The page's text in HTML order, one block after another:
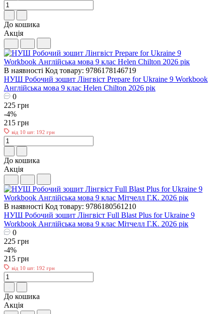
До кошика
Акція
В наявності Код товару: 9786178146719
НУШ Робочий зошит Лінгвіст Prepare for Ukraine 9 Workbook
Англійська мова 9 клас Helen Chilton 2026 рік
0
225 грн
-4%
215 грн
від 10 шт: 192 грн
До кошика
Акція
В наявності Код товару: 9786180561210
НУШ Робочий зошит Лінгвіст Full Blast Plus for Ukraine 9
Workbook Англійська мова 9 клас Мітчелл Г.К. 2026 рік
0
225 грн
-4%
215 грн
від 10 шт: 192 грн
До кошика
Акція